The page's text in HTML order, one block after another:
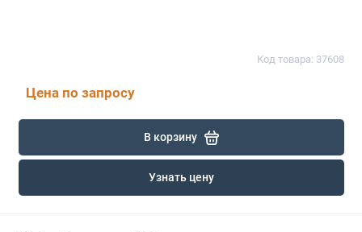
Код товара: 37608
Цена по запросу
В корзину
Узнать цену